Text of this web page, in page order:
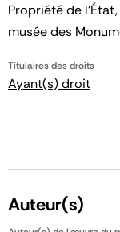
Propriété de
musée des
Titulaires des droits
Ayant(s) droit
Auteur(s)